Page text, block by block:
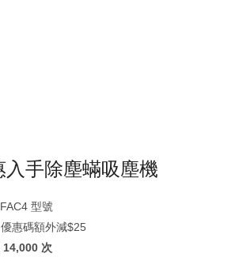
入手除塵蟎吸塵機
型號
惠碼額外減$25
14,000 次